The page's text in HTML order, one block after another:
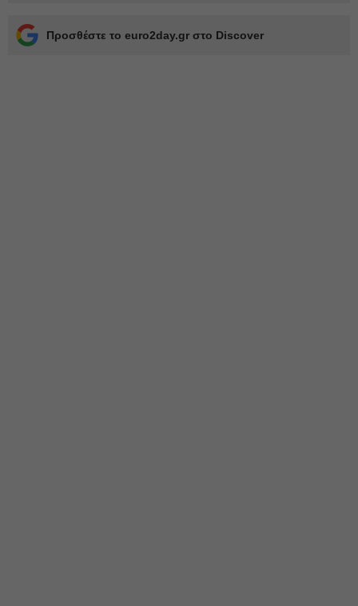
Προσθέστε το euro2day.gr στο Discover